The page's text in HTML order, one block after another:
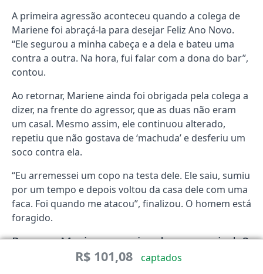
A primeira agressão aconteceu quando a colega de
Mariene foi abraçá-la para desejar Feliz Ano Novo.
“Ele segurou a minha cabeça e a dela e bateu uma
contra a outra. Na hora, fui falar com a dona do bar”,
contou.
Ao retornar, Mariene ainda foi obrigada pela colega a
dizer, na frente do agressor, que as duas não eram
um casal. Mesmo assim, ele continuou alterado,
repetiu que não gostava de ‘machuda’ e desferiu um
soco contra ela.
“Eu arremessei um copo na testa dele. Ele saiu, sumiu
por um tempo e depois voltou da casa dele com uma
faca. Foi quando me atacou”, finalizou. O homem está
foragido.
Por que Mariene precisa da nossa ajuda?
Mariene precisa da nossa ajuda porque, após sofrer
R$ 101,08 captados